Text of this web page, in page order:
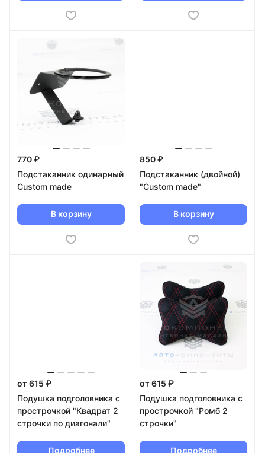
770 ₽
Подстаканник одинарный
Custom made
В корзину
850 ₽
Подстаканник (двойной)
"Custom made"
В корзину
от 615 ₽
Подушка подголовника с
прострочкой "Квадрат 2
строчки по диагонали"
Подробнее
от 615 ₽
Подушка подголовника с
прострочкой "Ромб 2
строчки"
Подробнее